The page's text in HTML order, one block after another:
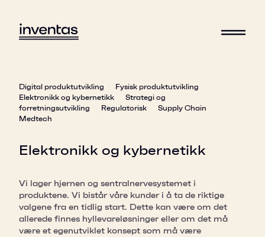
Digital produktutvikling
Fysisk produktutvikling
Elektronikk og kybernetikk
Strategi og
forretningsutvikling
Regulatorisk
Supply Chain
Medtech
Elektronikk og kybernetikk
Vi lager hjernen og sentralnervesystemet i
produktene. Vi bistår våre kunder i å ta de riktige
valgene fra en tidlig start. Dette kan være om det
allerede finnes hyllevareløsninger eller om det må
være et egenutviklet konsept som må være